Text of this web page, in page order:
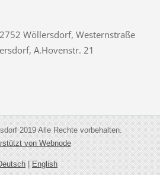
Wöllersdorf, Westernstraße
A.Hovenstr. 21
2019 Alle Rechte vorbehalten.
von Webnode
|English